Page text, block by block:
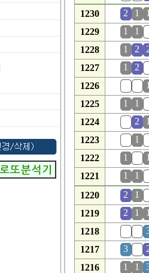
1230
2 1
1229
1 1
1228
1 2
1227
1 2
1226
1225
1 1
1224
2
1223
1
1222
1
1221
1 1
1220
2 1
1219
2 1
1218
1217
3
1216
1 1